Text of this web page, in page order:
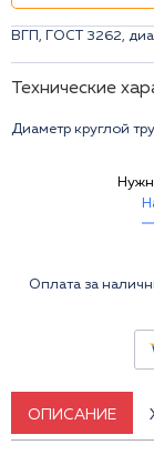
ВГП, ГОСТ 3262,
Технические
Диаметр круглой
Оплата за
ОПИСАНИЕ